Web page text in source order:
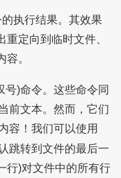
执行结果。其效果
定向到临时文件、
。
号)命令。这些命令同
前文本。然而，它们
容！我们可以使用
跳转到文件的最后一
行)对文件中的所有行